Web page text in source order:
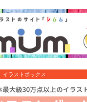
イラストボックス